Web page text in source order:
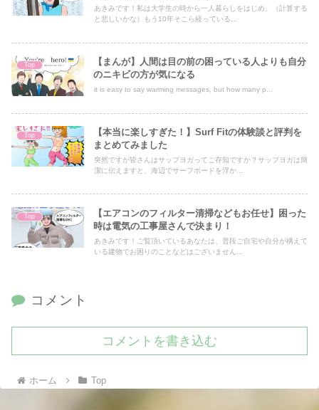
あきみです！私は大学生の時から一人暮らしをはじめ、（計算する
と悲しいかな）もう10年そこら経っている...
Top
【まんが】人間は目の前の困っている人よりも自分
のニキビの方が気になる
it is easy to say warming messages, but how many p...
Top
【本当に楽しすぎた！】Surf Fitの体験談と評判を
まとめてみました
突然ですが皆さんはサップヨガってご存知ですか？サップヨガは簡
潔に伝えますと、海辺でサーフボードを浮か...
Top
【エアコンのフィルター清掃などもお任せ】困った
時は電気の工事屋さんで決まり！
あきみです！ご覧頂いているあなたは、普段ご自宅や自分が構えて
いる建物でお困りのことなどはございません...
コメント
コメントを書き込む
ホーム Top